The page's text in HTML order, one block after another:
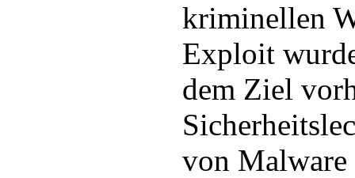
kriminellen
Exploit
dem Ziel
von Malware